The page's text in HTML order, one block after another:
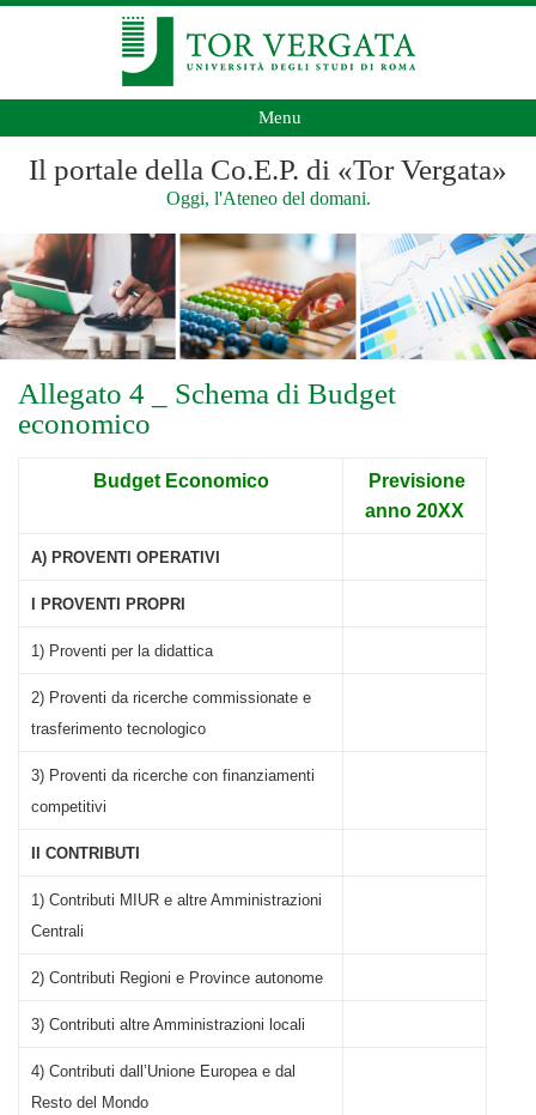
Menu
Il portale della Co.E.P. di «Tor Vergata»
Oggi, l'Ateneo del domani.
Allegato 4 _ Schema di Budget
economico
Budget Economico
Previsione
anno 20XX
A) PROVENTI OPERATIVI
I PROVENTI PROPRI
1) Proventi per la didattica
2) Proventi da ricerche commissionate e
trasferimento tecnologico
3) Proventi da ricerche con finanziamenti
competitivi
II CONTRIBUTI
1) Contributi MIUR e altre Amministrazioni
Centrali
2) Contributi Regioni e Province autonome
3) Contributi altre Amministrazioni locali
4) Contributi dall’Unione Europea e dal
Resto del Mondo